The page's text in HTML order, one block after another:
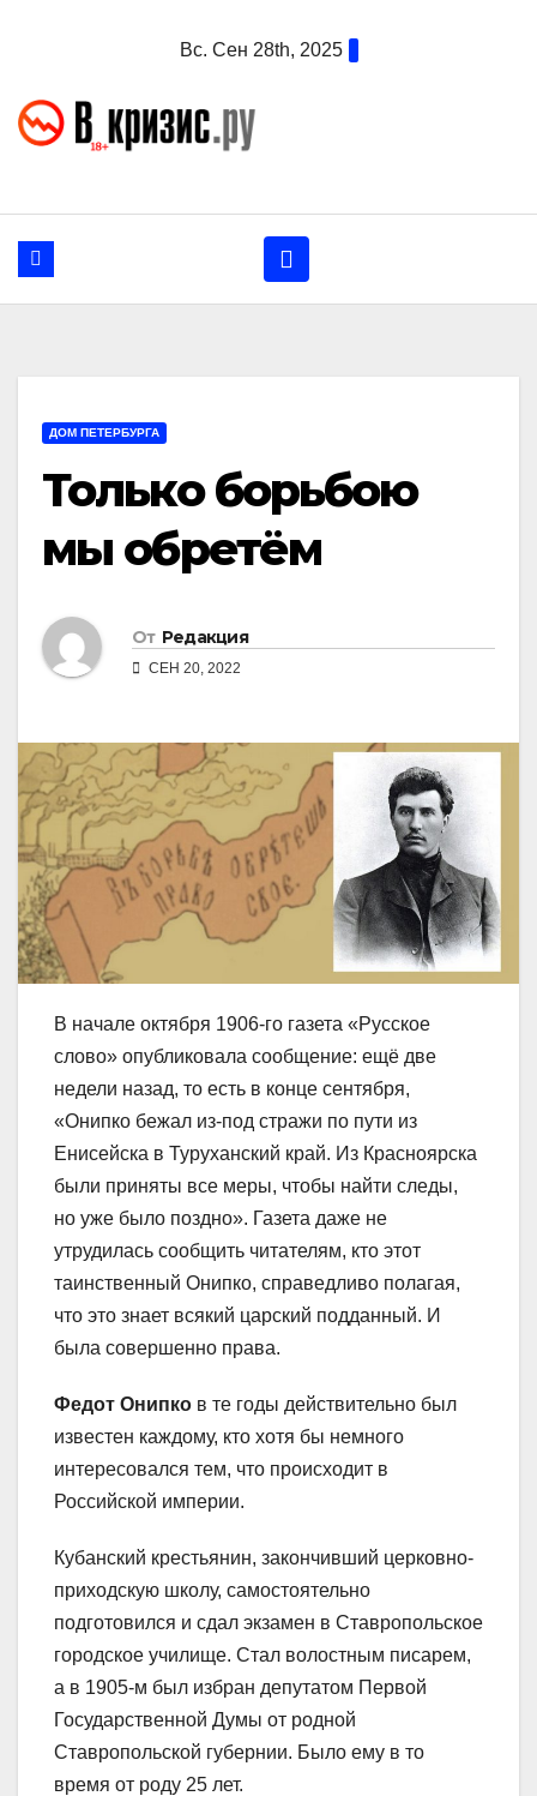
Вс. Сен 28th, 2025
ДОМ ПЕТЕРБУРГА
Только борьбою
мы обретём
От Редакция
СЕН 20, 2022
В начале октября 1906-го газета «Русское
слово» опубликовала сообщение: ещё две
недели назад, то есть в конце сентября,
«Онипко бежал из-под стражи по пути из
Енисейска в Туруханский край. Из Красноярска
были приняты все меры, чтобы найти следы,
но уже было поздно». Газета даже не
утрудилась сообщить читателям, кто этот
таинственный Онипко, справедливо полагая,
что это знает всякий царский подданный. И
была совершенно права.
Федот Онипко в те годы действительно был
известен каждому, кто хотя бы немного
интересовался тем, что происходит в
Российской империи.
Кубанский крестьянин, закончивший церковно-
приходскую школу, самостоятельно
подготовился и сдал экзамен в Ставропольское
городское училище. Стал волостным писарем,
а в 1905-м был избран депутатом Первой
Государственной Думы от родной
Ставропольской губернии. Было ему в то
время от роду 25 лет.